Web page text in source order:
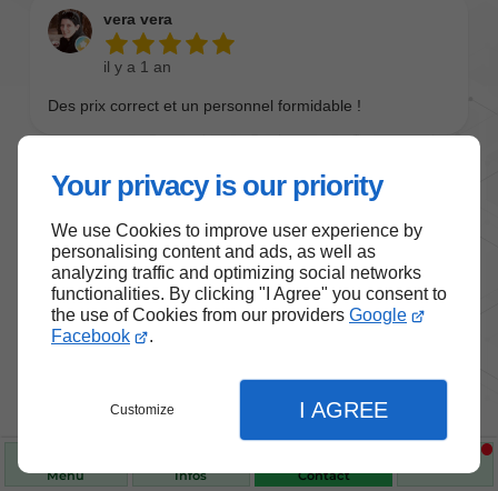
Your privacy is our priority
We use Cookies to improve user experience by
personalising content and ads, as well as
analyzing traffic and optimizing social networks
functionalities. By clicking "I Agree" you consent to
the use of Cookies from our providers Google
Facebook
.
Customize I AGREE
Menu Infos Contact
Nos produits de santé et de